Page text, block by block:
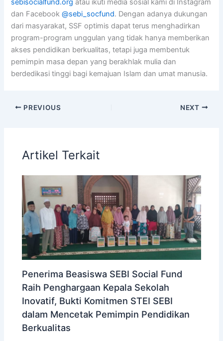
sebisocialfund.org atau ikuti media sosial kami di Instagram
dan Facebook@sebi_socfund. Dengan adanya dukungan
dari masyarakat, SSF optimis dapat terus menghadirkan
program-program unggulan yang tidak hanya memberikan
akses pendidikan berkualitas, tetapi juga membentuk
pemimpin masa depan yang berakhlak mulia dan
berdedikasi tinggi bagi kemajuan Islam dan umat manusia.
PREVIOUS NEXT
Artikel Terkait
Penerima Beasiswa SEBI Social Fund
Raih Penghargaan Kepala Sekolah
Inovatif, Bukti Komitmen STEI SEBI
dalam Mencetak Pemimpin Pendidikan
Berkualitas